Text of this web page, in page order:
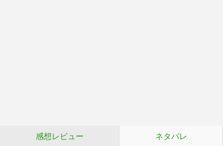
感想レビュー ネタバレ